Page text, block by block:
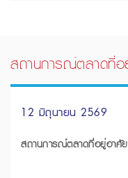
สถานการณ์ตลาดที่
12 มิถุนายน 2569
สถานการณ์ตลาดที่อยู่อาศั